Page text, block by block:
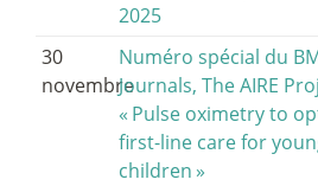
2025
30
novembre
Numéro spécial du
Journals, The AIRE
« Pulse oximetry to
first-line care for
children »